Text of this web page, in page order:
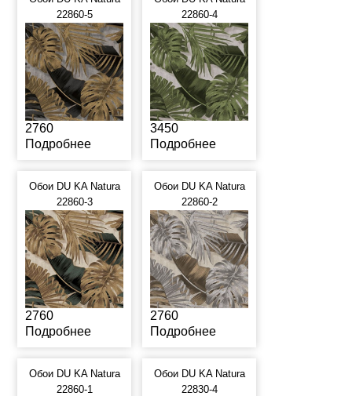
22860-5
2760
Подробнее
22860-4
3450
Подробнее
Обои DU KA Natura
22860-3
2760
Подробнее
Обои DU KA Natura
22860-2
2760
Подробнее
Обои DU KA Natura
22860-1
Обои DU KA Natura
22830-4